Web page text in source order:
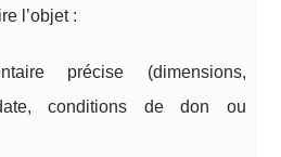
l’objet :
précise (dimensions,
conditions de don ou